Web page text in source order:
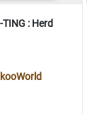
TING : Herd